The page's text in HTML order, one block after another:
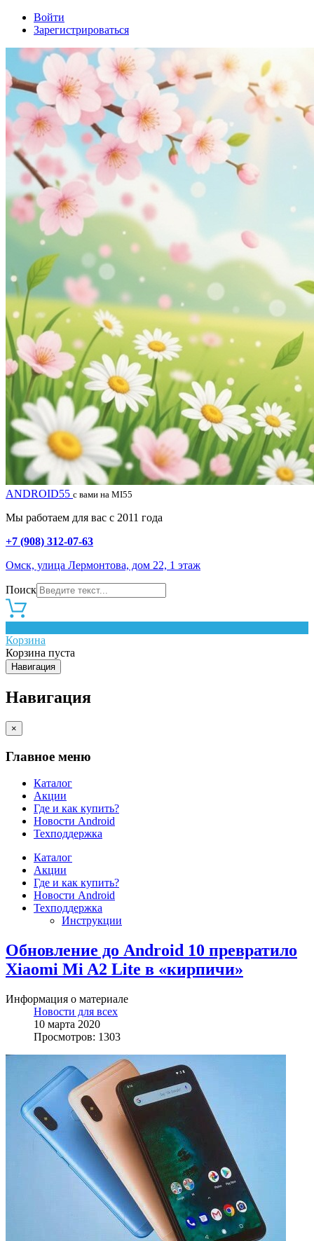
Войти
Зарегистрироваться
ANDROID55 с вами на MI55
Мы работаем для вас с 2011 года
+7 (908) 312-07-63
Омск, улица Лермонтова, дом 22, 1 этаж
Поиск
Корзина
Корзина пуста
Навигация
Навигация
×
Главное меню
Каталог
Акции
Где и как купить?
Новости Android
Техподдержка
Каталог
Акции
Где и как купить?
Новости Android
Техподдержка
Инструкции
Обновление до Android 10 превратило
Xiaomi Mi A2 Lite в «кирпичи»
Информация о материале
Новости для всех
10 марта 2020
Просмотров: 1303